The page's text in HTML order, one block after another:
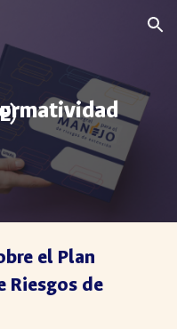
Skip to navigation
el Plan
Riesgos de